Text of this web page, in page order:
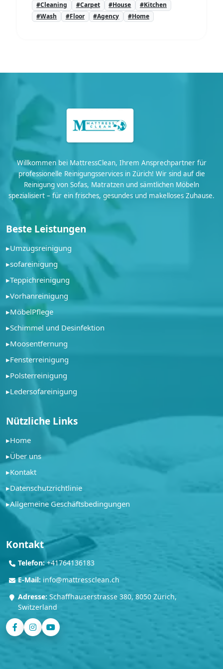
#Cleaning #Carpet #House
#Kitchen
#Wash
#Floor #Agency #Home
Willkommen bei MattressClean, Ihrem Ansprechpartner für
professionelle Reinigungsservices in Zürich! Wir sind auf die
Reinigung von Sofas, Matratzen und sämtlichen Möbeln
spezialisiert – für ein frisches, gesundes und makelloses Zuhause.
Beste Leistungen
▸Umzugsreinigung
▸sofareinigung
▸Teppichreinigung
▸Vorhanreinigung
▸MöbelPflege
▸Schimmel und Desinfektion
▸Moosentfernung
▸Fensterreinigung
▸Polsterreinigung
▸Ledersofareinigung
Nützliche Links
▸Home
▸Über uns
▸Kontakt
▸Datenschutzrichtlinie
▸Allgemeine Geschäftsbedingungen
Kontakt
Telefon: +41764136183
E-Mail: info@mattressclean.ch
Adresse: Schaffhauserstrasse 380, 8050 Zürich,
Switzerland